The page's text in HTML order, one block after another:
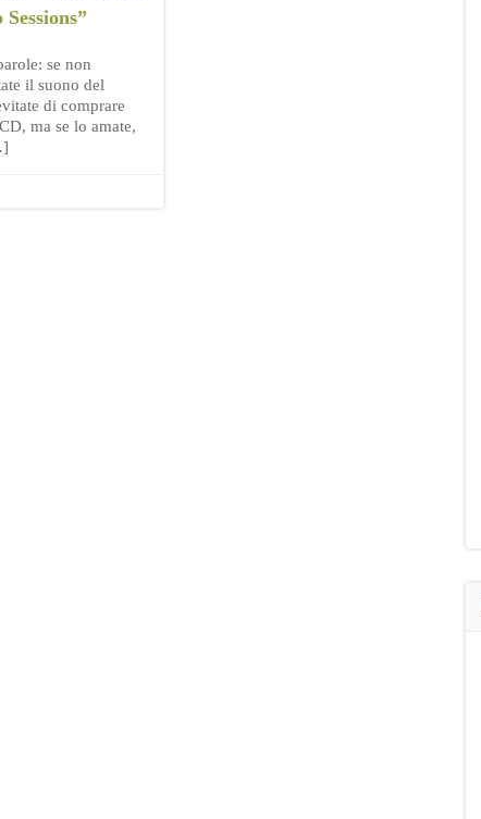
se non
il suono del
di comprare
ma se lo amate,